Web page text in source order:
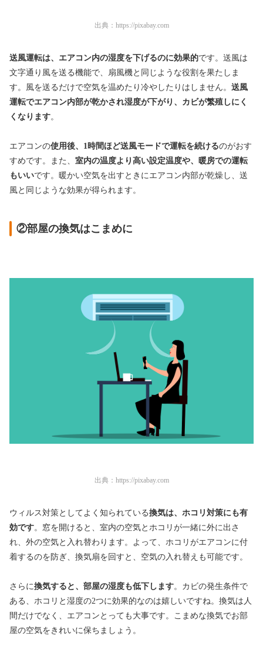
出典： https://pixabay.com
送風運転は、エアコン内の湿度を下げるのに効果的です。送風は
文字通り風を送る機能で、扇風機と同じような役割を果たしま
す。風を送るだけで空気を温めたり冷やしたりはしません。 送風
運転でエアコン内部が乾かされ湿度が下がり 、カビが繁殖しにく
くなります。
エアコンの使用後、1時間ほど送風モードで運転を続けるのがおす
すめです。また、 室内の温度より高い設定温度や、暖房での運転
もいいです。暖かい空気を出すときにエアコン内部が乾燥し、送
風と同じような効果が得られます。
②部屋の換気はこまめに
出典： https://pixabay.com
ウィルス対策としてよく知られている換気は、ホコリ対策にも有
効です。窓を開けると、室内の空気とホコリが一緒に外に出さ
れ、外の空気と入れ替わります。よって、ホコリがエアコンに付
着するのを防ぎ、換気扇を回すと、空気の入れ替えも可能です。
さらに換気すると、部屋の湿度も低下します。カビの発生条件で
ある、ホコリと湿度の2つに効果的なのは嬉しいですね。換気は人
間だけでなく、エアコンとっても大事です。こまめな換気でお部
屋の空気をきれいに保ちましょう。